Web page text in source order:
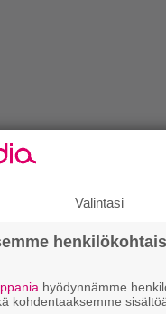
Valintasi
hyödynnämme
kohdentaaksemme